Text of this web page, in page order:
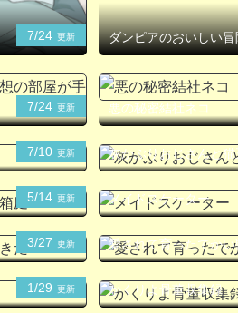
7/24 更新 ダンピアのおいしい冒
7/24 更新 悪の秘密結社ネコ
7/10 更新 灰かぶりおじさんと猫
5/14 更新 メイドスケーター
3/27 更新
愛されて育ったでかい
話
1/29 更新 かくりよ骨董収集録